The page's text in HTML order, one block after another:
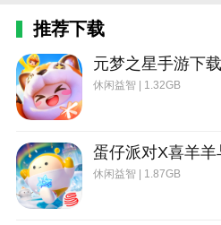
推荐下载
元梦之星手游下
休闲益智 | 1.32GB
休闲益智 | 1.87GB